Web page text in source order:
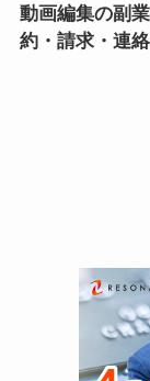
動画編集の副
約・請求・連